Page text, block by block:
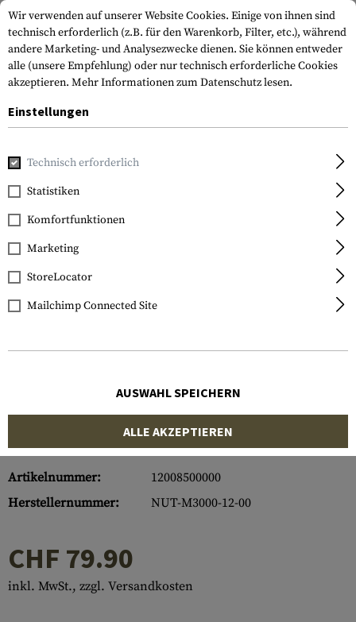
Home Waffenzubehör
Nordic Components
Stoeger M3000 12
Gauge Nut
Artikelnummer:
12008500000
Herstellernummer:
NUT-M3000-12-00
CHF 79.90
inkl. MwSt., zzgl. Versandkosten
Wir verwenden auf unserer Website Cookies. Einige von ihnen sind
technisch erforderlich (z.B. für den Warenkorb, Filter, etc.), während
andere Marketing- und Analysezwecke dienen. Sie können entweder
alle (unsere Empfehlung) oder nur technisch erforderliche Cookies
akzeptieren. Mehr Informationen zum Datenschutz lesen.
Einstellungen
Technisch erforderlich
Statistiken
Komfortfunktionen
Marketing
StoreLocator
Mailchimp Connected Site
AUSWAHL SPEICHERN
ALLE AKZEPTIEREN